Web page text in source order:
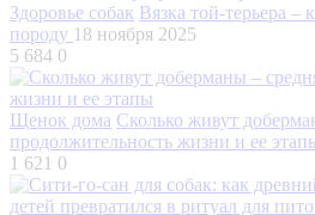
Здоровье собак Вязка той-терьера –
породу 18 ноября 2025
5 684 0
Щенок дома Сколько живут
продолжительность жизни и ее
1 621 0